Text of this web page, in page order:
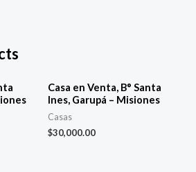
Casa en Venta, B° Santa
Ines, Garupá – Misiones
Casas
$30,000.00